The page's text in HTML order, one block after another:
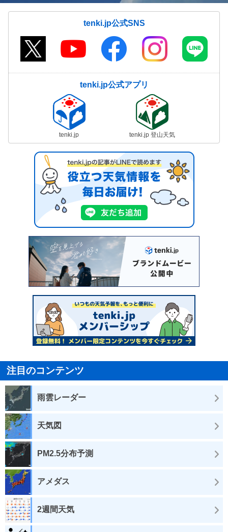
tenki.jp公式SNS
tenki.jp公式アプリ
tenki.jp tenki.jp 登山天気
注目のコンテンツ
雨雲レーダー
天気図
PM2.5分布予測
アメダス
2週間天気